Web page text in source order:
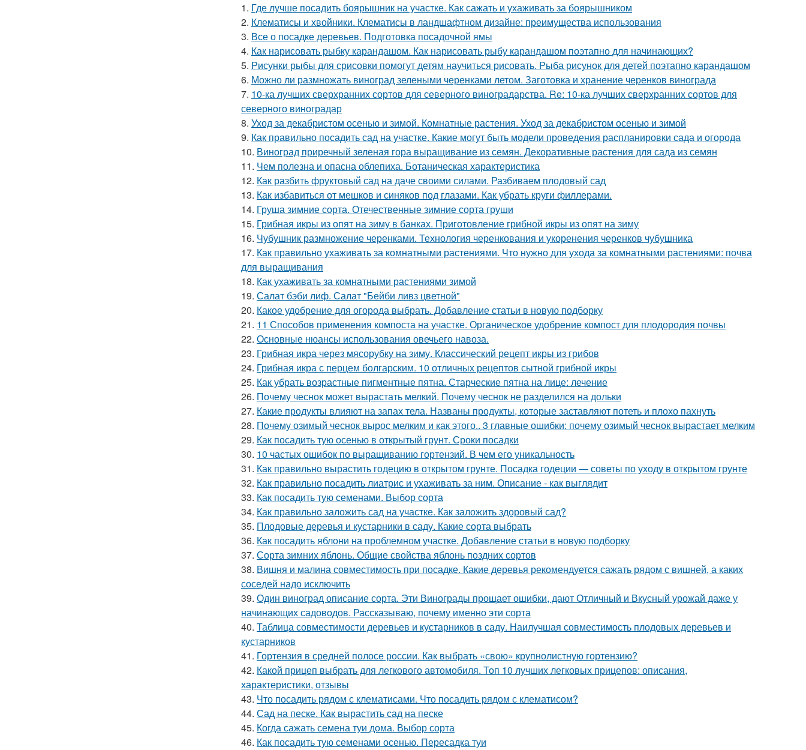
1. Где лучше посадить боярышник на участке. Как сажать и ухаживать за боярышником
2. Клематисы и хвойники. Клематисы в ландшафтном дизайне: преимущества использования
3. Все о посадке деревьев. Подготовка посадочной ямы
4. Как нарисовать рыбку карандашом. Как нарисовать рыбу карандашом поэтапно для начинающих?
5. Рисунки рыбы для срисовки помогут детям научиться рисовать. Рыба рисунок для детей поэтапно карандашом
6. Можно ли размножать виноград зелеными черенками летом. Заготовка и хранение черенков винограда
7. 10-ка лучших сверхранних сортов для северного виноградарства. Re: 10-ка лучших сверхранних сортов для
северного виноградар
8. Уход за декабристом осенью и зимой. Комнатные растения. Уход за декабристом осенью и зимой
9. Как правильно посадить сад на участке. Какие могут быть модели проведения распланировки сада и огорода
10. Виноград приречный зеленая гора выращивание из семян. Декоративные растения для сада из семян
11. Чем полезна и опасна облепиха. Ботаническая характеристика
12. Как разбить фруктовый сад на даче своими силами. Разбиваем плодовый сад
13. Как избавиться от мешков и синяков под глазами. Как убрать круги филлерами.
14. Груша зимние сорта. Отечественные зимние сорта груши
15. Грибная икры из опят на зиму в банках. Приготовление грибной икры из опят на зиму
16. Чубушник размножение черенками. Технология черенкования и укоренения черенков чубушника
17. Как правильно ухаживать за комнатными растениями. Что нужно для ухода за комнатными растениями: почва
для выращивания
18. Как ухаживать за комнатными растениями зимой
19. Салат бэби лиф. Салат "Бейби ливз цветной"
20. Какое удобрение для огорода выбрать. Добавление статьи в новую подборку
21. 11 Способов применения компоста на участке. Органическое удобрение компост для плодородия почвы
22. Основные нюансы использования овечьего навоза.
23. Грибная икра через мясорубку на зиму. Классический рецепт икры из грибов
24. Грибная икра с перцем болгарским. 10 отличных рецептов сытной грибной икры
25. Как убрать возрастные пигментные пятна. Старческие пятна на лице: лечение
26. Почему чеснок может вырастать мелкий. Почему чеснок не разделился на дольки
27. Какие продукты влияют на запах тела. Названы продукты, которые заставляют потеть и плохо пахнуть
28. Почему озимый чеснок вырос мелким и как этого.. 3 главные ошибки: почему озимый чеснок вырастает мелким
29. Как посадить тую осенью в открытый грунт. Сроки посадки
30. 10 частых ошибок по выращиванию гортензий. В чем его уникальность
31. Как правильно вырастить годецию в открытом грунте. Посадка годеции — советы по уходу в открытом грунте
32. Как правильно посадить лиатрис и ухаживать за ним. Описание - как выглядит
33. Как посадить тую семенами. Выбор сорта
34. Как правильно заложить сад на участке. Как заложить здоровый сад?
35. Плодовые деревья и кустарники в саду. Какие сорта выбрать
36. Как посадить яблони на проблемном участке. Добавление статьи в новую подборку
37. Сорта зимних яблонь. Общие свойства яблонь поздних сортов
38. Вишня и малина совместимость при посадке. Какие деревья рекомендуется сажать рядом с вишней, а каких
соседей надо исключить
39. Один виноград описание сорта. Эти Винограды прощает ошибки, дают Отличный и Вкусный урожай даже у
начинающих садоводов. Рассказываю, почему именно эти сорта
40. Таблица совместимости деревьев и кустарников в саду. Наилучшая совместимость плодовых деревьев и
кустарников
41. Гортензия в средней полосе россии. Как выбрать «свою» крупнолистную гортензию?
42. Какой прицеп выбрать для легкового автомобиля. Топ 10 лучших легковых прицепов: описания,
характеристики, отзывы
43. Что посадить рядом с клематисами. Что посадить рядом с клематисом?
44. Сад на песке. Как вырастить сад на песке
45. Когда сажать семена туи дома. Выбор сорта
46. Как посадить тую семенами осенью. Пересадка туи